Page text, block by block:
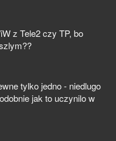
z Tele2 czy TP, bo
tylko jedno - niedlugo
jak to uczynilo w